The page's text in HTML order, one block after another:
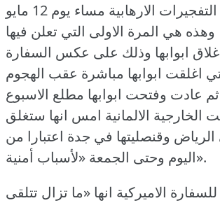
مباشرة عقب التفجيرات الارهابية مساء يوم 12 مايو
وهذه هي المرة الاولى التي تعلن فيها
ابوابها وذلك على عكس السفارة
اغلقت ابوابها مباشرة عقب الهجوم
عادت وفتحت ابوابها مطلع الاسبوع
الخارجية الالمانية امس انها ستغلق
وقنصليتها في جدة اعتبارا من
اليوم وحتى الجمعة «لأسباب أمنية».
الاميركية انها «ما تزال تتلقى